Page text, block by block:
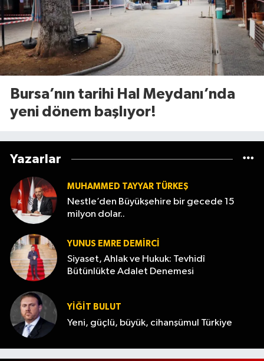
Bursa’nın tarihi Hal Meydanı’nda
yeni dönem başlıyor!
Yazarlar
MUHAMMED TAYYAR TÜRKEŞ
Nestle’den Büyükşehire bir gecede 15
milyon dolar..
YUNUS EMRE DEMIRCI
Siyaset, Ahlak ve Hukuk: Tevhidî
Bütünlükte Adalet Denemesi
YİĞİT BULUT
Yeni, güçlü, büyük, cihanşümul Türkiye